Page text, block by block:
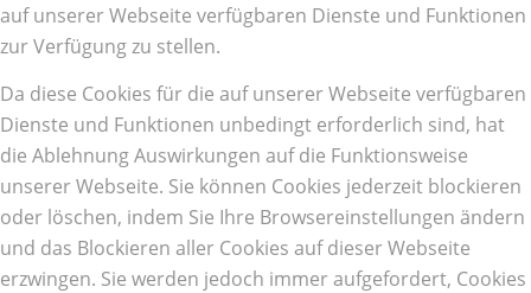
auf unserer Webseite verfügbaren Dienste und Funktionen
zur Verfügung zu stellen.
Da diese Cookies für die auf unserer Webseite verfügbaren
Dienste und Funktionen unbedingt erforderlich sind, hat
die Ablehnung Auswirkungen auf die Funktionsweise
unserer Webseite. Sie können Cookies jederzeit blockieren
oder löschen, indem Sie Ihre Browsereinstellungen ändern
und das Blockieren aller Cookies auf dieser Webseite
erzwingen. Sie werden jedoch immer aufgefordert, Cookies